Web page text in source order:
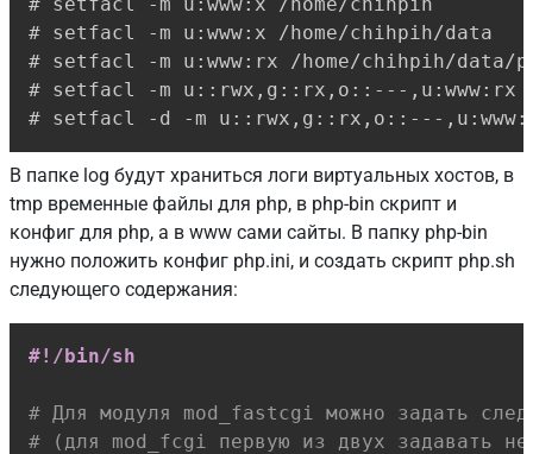
# setfacl -m u:www:x /home/chihpih/data
# setfacl -m u:www:rx /home/chihpih/data/
# setfacl -m u::rwx,g::rx,o::---,u:www:rx /
# setfacl -d -m u::rwx,g::rx,o::---
В папке log будут храниться логи виртуальных хостов, в
tmp временные файлы для php, в php-bin скрипт и
конфиг для php, а в www сами сайты. В папку php-bin
нужно положить конфиг php.ini, и создать скрипт php.sh
следующего содержания:
#!/bin/sh
# Для модуля mod_fastcgi можно задать
# (для mod_fcgi первую из двух задавать